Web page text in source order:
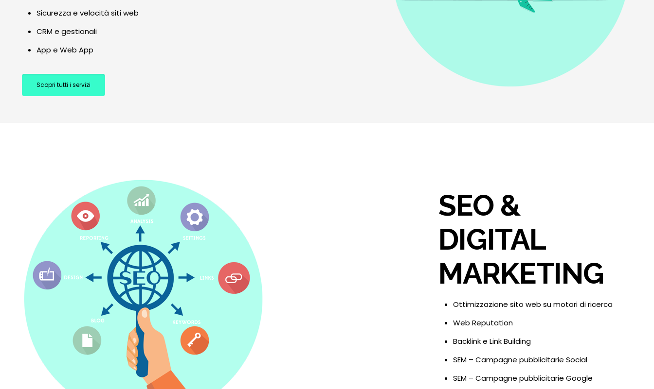
Sicurezza e velocità siti web
CRM e gestionali
App e Web App
Scopri tutti i servizi
SEO &
DIGITAL
MARKETING
Ottimizzazione sito web su motori di ricerca
Web Reputation
Backlink e Link Building
SEM – Campagne pubblicitarie Social
SEM – Campagne pubblicitarie Google